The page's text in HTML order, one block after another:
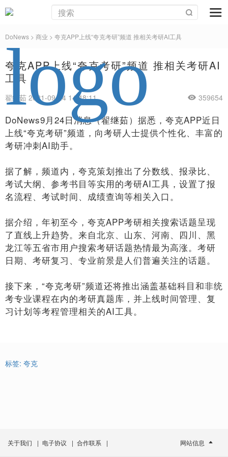
DoNews > 商业 > 夸克APP上线“夸克考研”频道 推相关考研AI工具
夸克APP上线“夸克考研”频道 推相关考研AI
工具
翟继茹 2021-09-24 14:48:11 359654
DoNews9月24日消息（翟继茹）据悉，夸克APP近日
上线“夸克考研”频道，向考研人士提供个性化、丰富的
考研冲刺AI助手。
据了解，频道内，夸克策划推出了分数线、报录比、
考试大纲、参考书目等实用的考研AI工具，设置了报
名流程、考试时间、成绩查询等相关入口。
据介绍，年初至今，夸克APP考研相关搜索话题呈现
了直线上升趋势。来自北京、山东、河南、四川、黑
龙江等五省市用户搜索考研话题热情最为高涨。考研
日期、考研复习、专业前景是人们普遍关注的话题。
接下来，“夸克考研”频道还将推出涵盖基础科目和非统
考专业课程在内的考研真题库，并上线时间管理、复
习计划等考程管理相关的AI工具。
标签: 夸克
关于我们 | 电子协议 | 合作联系 | 网站信息